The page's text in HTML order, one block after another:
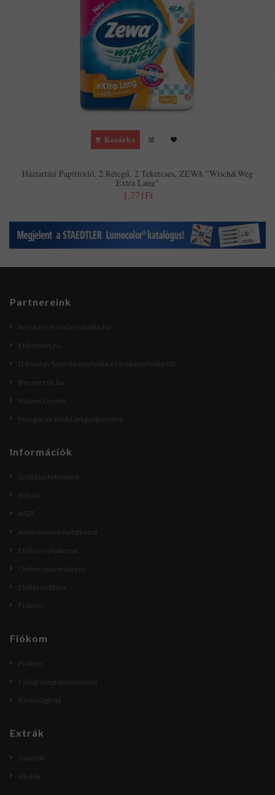
Kosárba
Háztartási Papírtörlő, 2 Rétegű, 2 Tekercses, ZEWA "Wisch&Weg
Extra Lang"
1,771Ft
Partnereink
kecskemetirodatechnika.hu
Etikettem.hu
IT Pavilon Számítástechnika és Irodatechnika Kft.
Beszerzek.hu
Maped Creativ
Hungarian Web Linkgyűjtemény
Információk
Szállítási feltételek
Rólunk
ÁSZF
Adatvédelmi nyilatkozat
Elállási nyilatkozat
Online vitarendezés
Elállás indítása
Fiókom
Fiókom
Fiókom
Eddigi megrendeléseim
Kívánságlista
Extrák
Gyártók
Akciók